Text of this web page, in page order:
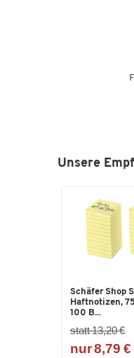
Unsere
Schäfer Shop
Haftnotizen,
100 B...
statt 13,20 €
nur 8,79 €